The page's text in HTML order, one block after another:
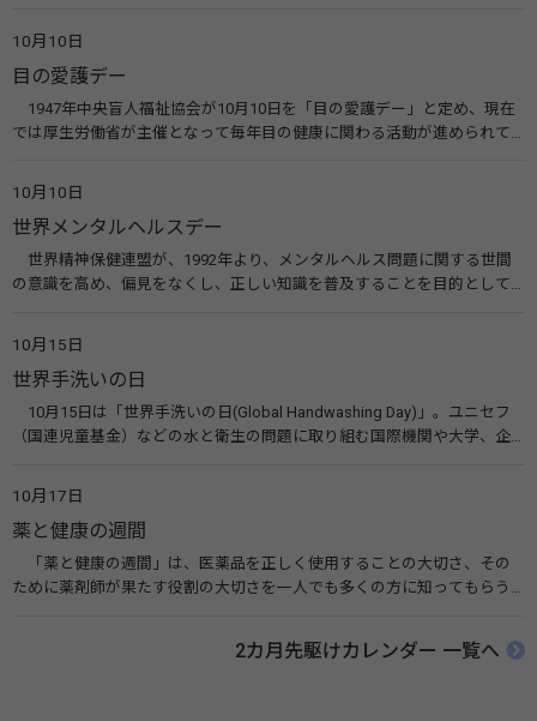
療研究会） 糖尿病ネットワーク
10月10日
目の愛護デー
1947年中央盲人福祉協会が10月10日を「目の愛護デー」と定め、現在
では厚生労働省が主催となって毎年目の健康に関わる活動が進められて
会）
10月10日
世界メンタルヘルスデー
世界精神保健連盟が、1992年より、メンタルヘルス問題に関する世間
の意識を高め、偏見をなくし、正しい知識を普及することを目的として、
す。 関連リンク 世界メンタルヘルスデー（厚生労働省） 働く人のメンタ
ルヘルス・ポータルサイト「こころの耳」（厚生労働省）
10月15日
世界手洗いの日
10月15日は「世界手洗いの日(Global Handwashing Day)」。ユニセフ
（国連児童基金）などの水と衛生の問題に取り組む国際機関や大学、企
10月17日
薬と健康の週間
「薬と健康の週間」は、医薬品を正しく使用することの大切さ、その
ために薬剤師が果たす役割の大切さを一人でも多くの方に知ってもらう
伝えたい！薬との付き合い方」（保健指導リソースガイド）
2カ月先駆けカレンダー 一覧へ